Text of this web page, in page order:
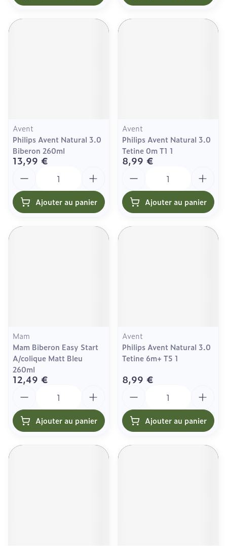
Avent
Philips Avent Natural 3.0
Biberon 260ml
13,99 €
Ajouter au panier
Avent
Philips Avent Natural 3.0
Tetine 0m T1 1
8,99 €
Ajouter au panier
Mam
Mam Biberon Easy Start
A/colique Matt Bleu
260ml
12,49 €
Ajouter au panier
Avent
Philips Avent Natural 3.0
Tetine 6m+ T5 1
8,99 €
Ajouter au panier